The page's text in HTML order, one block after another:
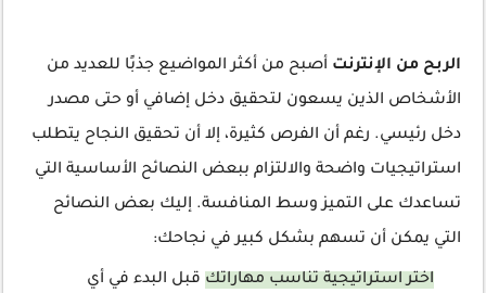
الربح من الإنترنت أصبح من أكثر المواضيع جذبًا للعديد من
الأشخاص الذين يسعون لتحقيق دخل إضافي أو حتى مصدر
دخل رئيسي. رغم أن الفرص كثيرة، إلا أن تحقيق النجاح يتطلب
استراتيجيات واضحة والالتزام ببعض النصائح الأساسية التي
تساعدك على التميز وسط المنافسة. إليك بعض النصائح
التي يمكن أن تسهم بشكل كبير في نجاحك:
اختر استراتيجية تناسب مهاراتك قبل البدء في أي